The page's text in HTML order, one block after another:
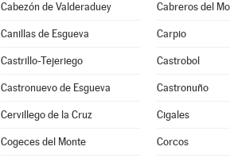
Cabezón de Valderaduey Cabreros del
Canillas de Esgueva Carpio
Castrillo-Tejeriego Castrobol
Castronuevo de Esgueva Castronuño
Cervillego de la Cruz Cigales
Cogeces del Monte Corcos